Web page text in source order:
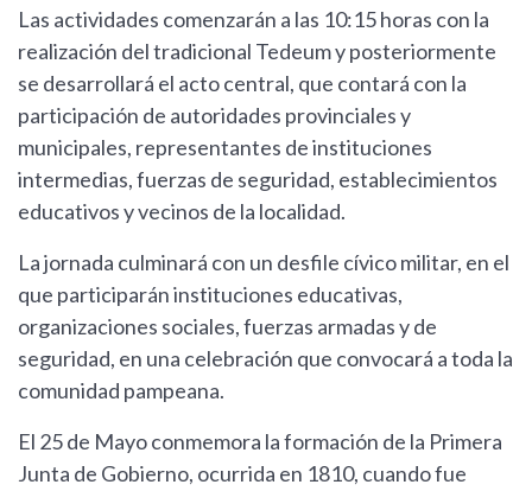
Las actividades comenzarán a las 10:15 horas con la
realización del tradicional Tedeum y posteriormente
se desarrollará el acto central, que contará con la
participación de autoridades provinciales y
municipales, representantes de instituciones
intermedias, fuerzas de seguridad, establecimientos
educativos y vecinos de la localidad.
La jornada culminará con un desfile cívico militar, en el
que participarán instituciones educativas,
organizaciones sociales, fuerzas armadas y de
seguridad, en una celebración que convocará a toda la
comunidad pampeana.
El 25 de Mayo conmemora la formación de la Primera
Junta de Gobierno, ocurrida en 1810, cuando fue